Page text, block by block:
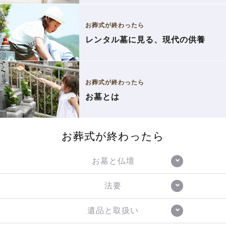
お葬式が終わったら
レンタル墓に見る、現代の供養
お葬式が終わったら
お墓とは
お葬式が終わったら
お墓と仏壇
法要
遺品と取扱い